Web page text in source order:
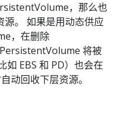
，那么也
源。 如果是用动态供应
，在删除
将被
如 EBS 和 PD）也会在
动回收下层资源。